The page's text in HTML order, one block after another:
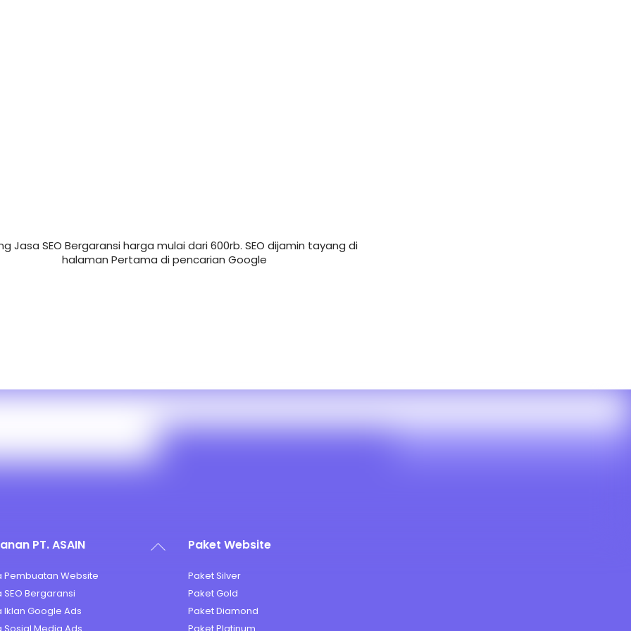
Jasa SEO Bergaransi harga mulai dari 600rb. SEO dijamin tayang di
halaman Pertama di pencarian Google
Back
To
PT. ASAIN
Pembuatan Website
SEO Bergaransi
Iklan Google Ads
Paket Website
Paket Silver
Paket Gold
Paket Diamond